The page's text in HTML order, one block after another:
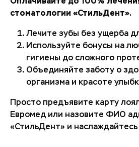
стоматологии «СтильДент».
Лечите зубы без ущерба
Используйте бонусы на
гигиены до сложного
Объединяйте заботу о
организма и красоте
Просто предъявите карту
Евромед или назовите ФИО
«СтильДент» и